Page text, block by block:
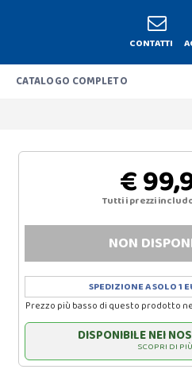
CONTATTI
CATALOGO COMPLETO
€
Tutti i prezzi
NON
SPEDIZIONE A SOLO 1
Prezzo più basso di questo prodotto
DISPONIBILE NEI
SCOPRI DI PIÙ